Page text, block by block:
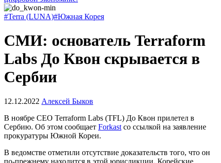
#Terra (LUNA)#Южная Корея
СМИ: основатель Terraform
Labs До Квон скрывается в
Сербии
12.12.2022 Алексей Быков
В ноябре CEO Terraform Labs (TFL) До Квон прилетел в
Сербию. Об этом сообщает Forkast со ссылкой на заявление
прокуратуры Южной Кореи.
В ведомстве отметили отсутствие доказательств того, что он
по-прежнему находится в этой юрисдикции. Корейские